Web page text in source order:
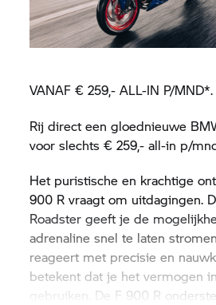
VANAF € 259,- ALL-IN P/MND*.
Rij direct een gloednieuwe
voor slechts € 259,- all-in p/
Het puristische en krachtige
900 R vraagt om uitdagingen.
Roadster geeft je de
adrenaline snel te laten
reageert met precisie en
betekent dat je het vermogen
gebruiken. De F 900 R